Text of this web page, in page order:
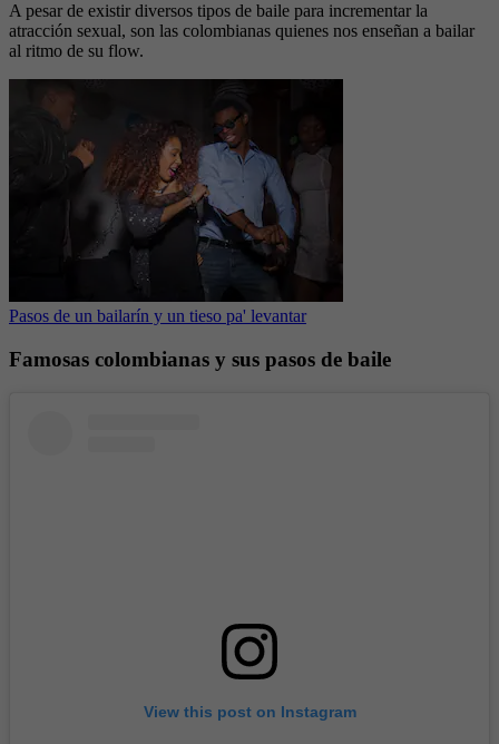
A pesar de existir diversos tipos de baile para incrementar la
atracción sexual, son las colombianas quienes nos enseñan a bailar
al ritmo de su flow.
Pasos de un bailarín y un tieso pa' levantar
Famosas colombianas y sus pasos de baile
View this post on Instagram